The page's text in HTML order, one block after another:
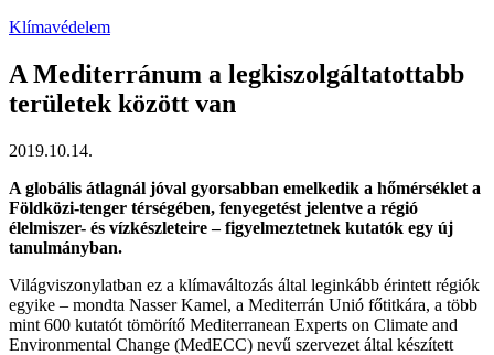
Klímavédelem
A Mediterránum a legkiszolgáltatottabb
területek között van
2019.10.14.
A globális átlagnál jóval gyorsabban emelkedik a hőmérséklet a
Földközi-tenger térségében, fenyegetést jelentve a régió
élelmiszer- és vízkészleteire – figyelmeztetnek kutatók egy új
tanulmányban.
Világviszonylatban ez a klímaváltozás által leginkább érintett régiók
egyike – mondta Nasser Kamel, a Mediterrán Unió főtitkára, a több
mint 600 kutatót tömörítő Mediterranean Experts on Climate and
Environmental Change (MedECC) nevű szervezet által készített